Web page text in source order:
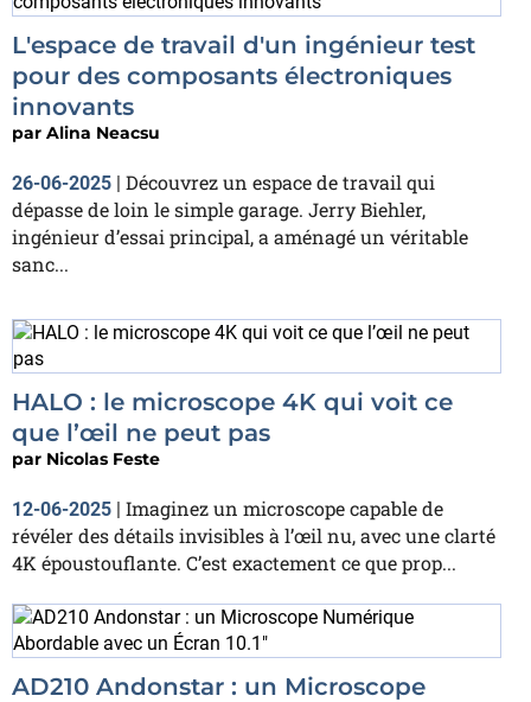
L'espace de travail d'un ingénieur test
pour des composants électroniques
innovants
par Alina Neacsu
26-06-2025 | Découvrez un espace de travail qui
dépasse de loin le simple garage. Jerry Biehler,
ingénieur d’essai principal, a aménagé un véritable
sanc...
HALO : le microscope 4K qui voit ce
que l’œil ne peut pas
par Nicolas Feste
12-06-2025 | Imaginez un microscope capable de
révéler des détails invisibles à l’œil nu, avec une clarté
4K époustouflante. C’est exactement ce que prop...
AD210 Andonstar : un Microscope